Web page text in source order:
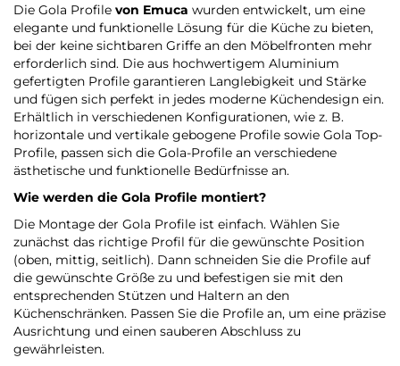
Die Gola Profile von Emuca wurden entwickelt, um eine
elegante und funktionelle Lösung für die Küche zu bieten,
bei der keine sichtbaren Griffe an den Möbelfronten mehr
erforderlich sind. Die aus hochwertigem Aluminium
gefertigten Profile garantieren Langlebigkeit und Stärke
und fügen sich perfekt in jedes moderne Küchendesign ein.
Erhältlich in verschiedenen Konfigurationen, wie z. B.
horizontale und vertikale gebogene Profile sowie Gola Top-
Profile, passen sich die Gola-Profile an verschiedene
ästhetische und funktionelle Bedürfnisse an.
Wie werden die Gola Profile montiert?
Die Montage der Gola Profile ist einfach. Wählen Sie
zunächst das richtige Profil für die gewünschte Position
(oben, mittig, seitlich). Dann schneiden Sie die Profile auf
die gewünschte Größe zu und befestigen sie mit den
entsprechenden Stützen und Haltern an den
Küchenschränken. Passen Sie die Profile an, um eine präzise
Ausrichtung und einen sauberen Abschluss zu
gewährleisten.